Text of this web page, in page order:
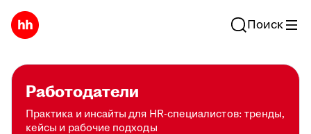
Поиск
Работодатели
Практика и инсайты для HR-специалистов: тренды,
кейсы и рабочие подходы